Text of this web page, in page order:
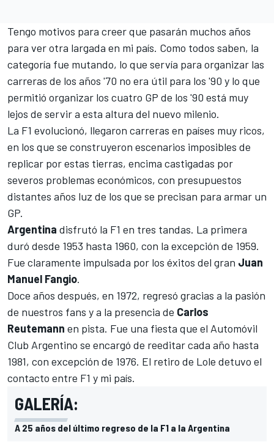
Tengo motivos para creer que pasarán muchos años
para ver otra largada en mi país. Como todos saben, la
categoría fue mutando, lo que servía para organizar las
carreras de los años '70 no era útil para los '90 y lo que
permitió organizar los cuatro GP de los '90 está muy
lejos de servir a esta altura del nuevo milenio.
La F1 evolucionó, llegaron carreras en países muy ricos,
en los que se construyeron escenarios imposibles de
replicar por estas tierras, encima castigadas por
severos problemas económicos, con presupuestos
distantes años luz de los que se precisan para armar un
GP.
Argentina disfrutó la F1 en tres tandas. La primera
duró desde 1953 hasta 1960, con la excepción de 1959.
Fue claramente impulsada por los éxitos del gran Juan
Manuel Fangio.
Doce años después, en 1972, regresó gracias a la pasión
de nuestros fans y a la presencia de Carlos
Reutemann en pista. Fue una fiesta que el Automóvil
Club Argentino se encargó de reeditar cada año hasta
1981, con excepción de 1976. El retiro de Lole detuvo el
contacto entre F1 y mi país.
GALERÍA:
A 25 años del último regreso de la F1 a la Argentina